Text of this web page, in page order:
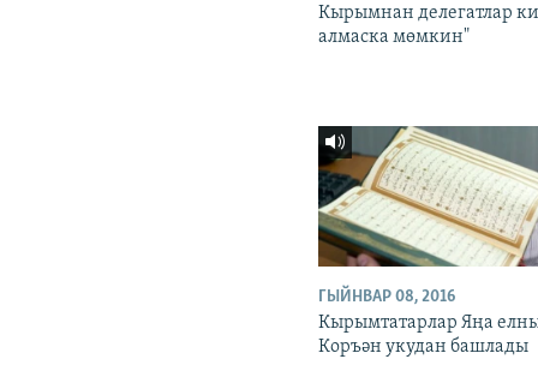
Кырымнан делегатлар
алмаска мөмкин"
ГЫЙНВАР 08, 2016
Кырымтатарлар Яңа
Коръән укудан башлады